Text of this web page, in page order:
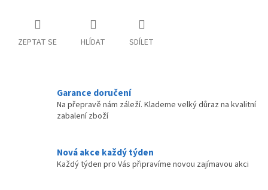
ZEPTAT SE HLÍDAT SDÍLET
Garance doručení
Na přepravě nám záleží. Klademe velký důraz na kvalitní
zabalení zboží
Nová akce každý týden
Každý týden pro Vás připravíme novou zajímavou akci